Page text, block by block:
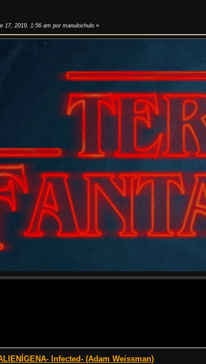
17, 2019, 1:56 am por manulochulo »
Infected- (Adam Weissman)